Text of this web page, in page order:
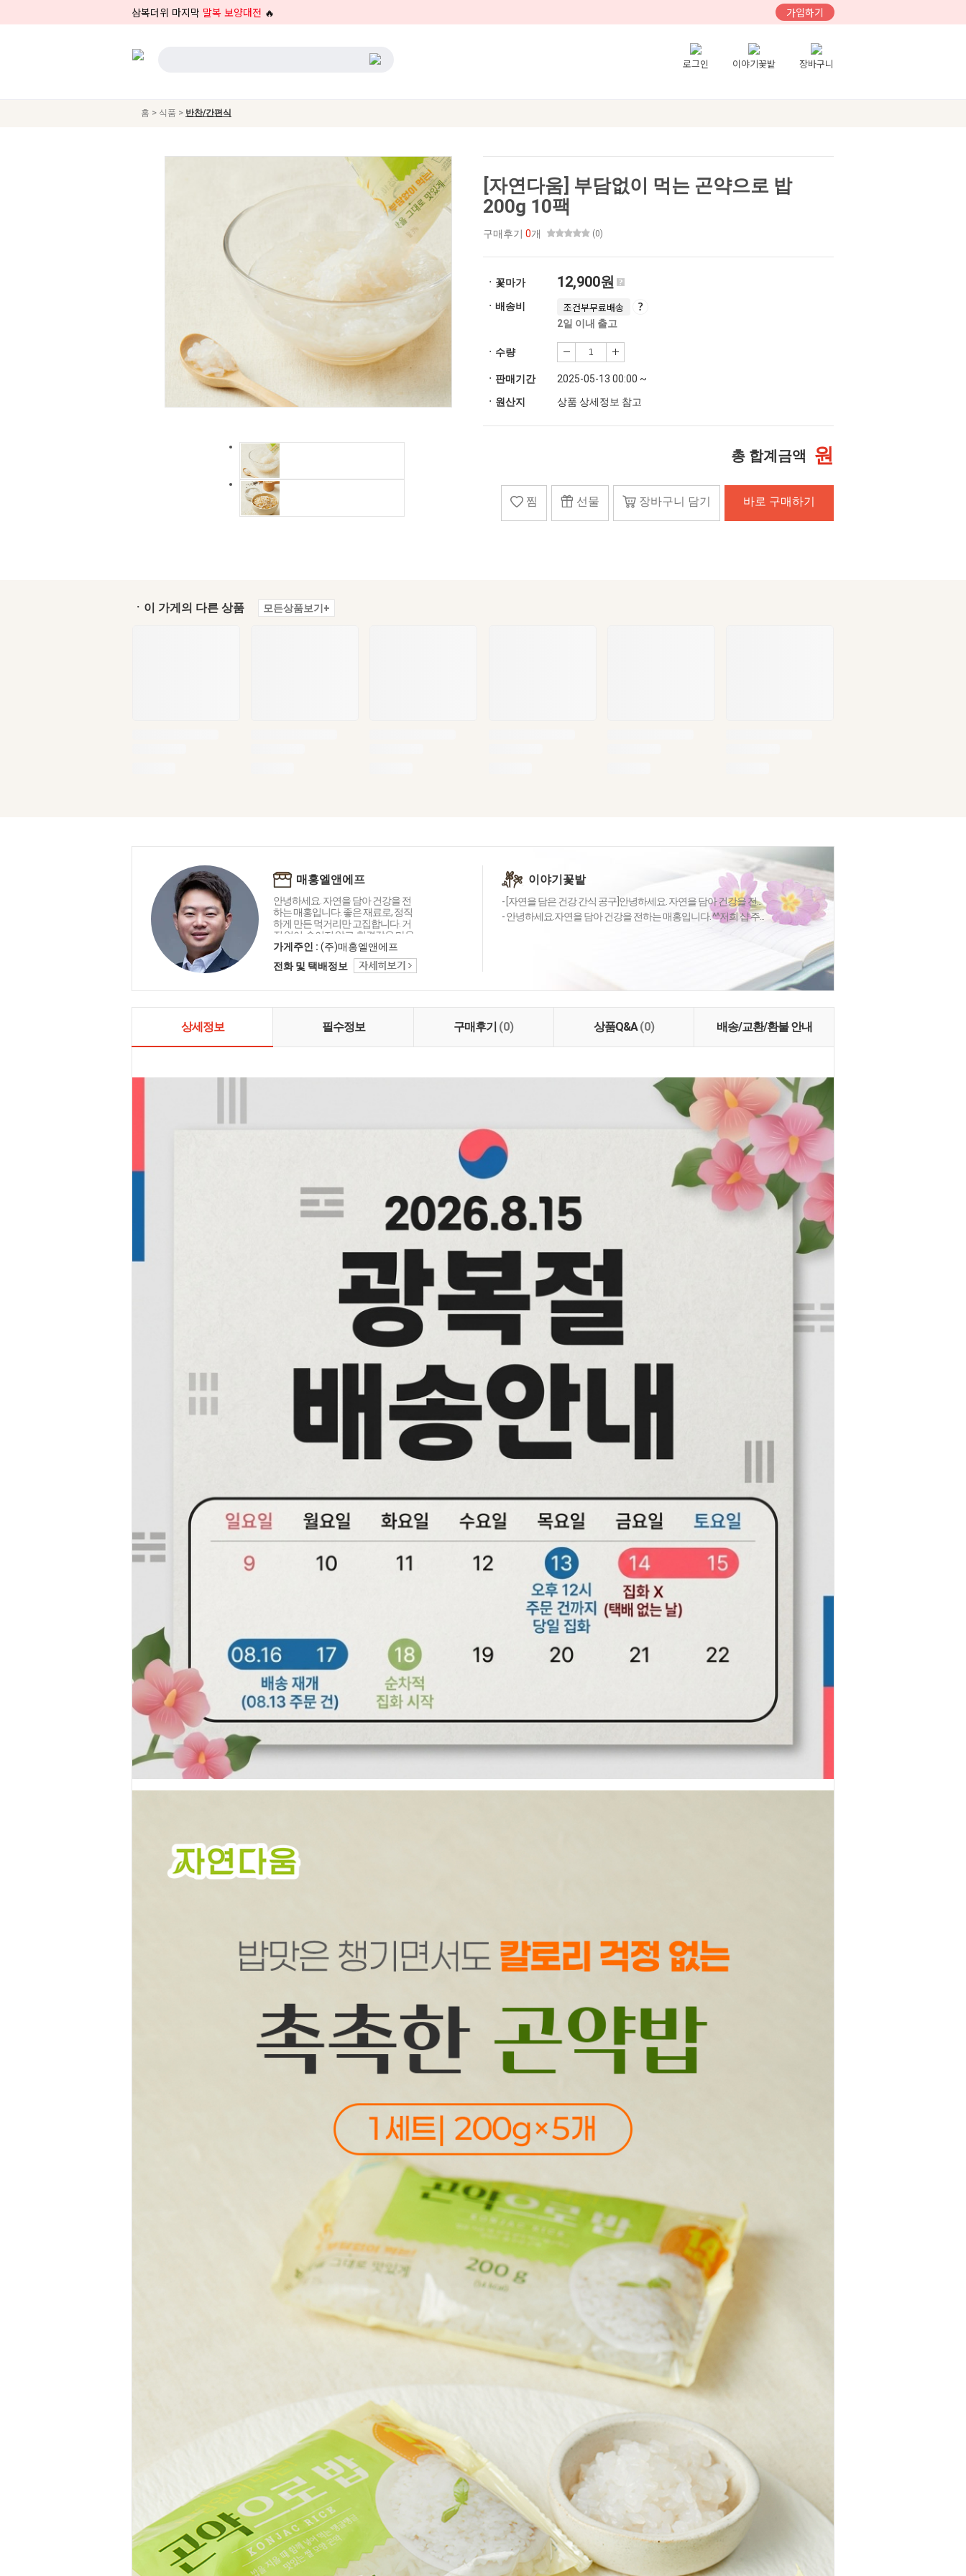
삼복더위 마지막 말복 보양대전 🔥 가입하기
로그인 이야기꽃밭 장바구니
홈 > 식품 > 반찬/간편식
[자연다움] 부담없이 먹는 곤약으로 밥
200g 10팩
구매후기 0개 (0)
ㆍ꽃마가 12,900원
ㆍ배송비 조건부무료배송
2일 이내 출고
ㆍ수량
ㆍ판매기간
2025-05-13 00:00 ~
ㆍ원산지
상품 상세정보 참고
총 합계금액 원
찜 선물 장바구니 담기 바로 구매하기
ㆍ이 가게의 다른 상품 모든상품보기+
매홍엘앤에프
안녕하세요. 자연을 담아 건강을 전
하는 매홍입니다. 좋은 재료로, 정직
하게 만든 먹거리만 고집합니다. 거
짓 없이, 속이지 않고, 한결같은 마음
으로 만들었습니다. 고객님 식탁에
건강과 정(情)이 피어나길 바라는 마
음, 오늘도 자연 닮은 정성으로 한 그
가게주인 : (주)매홍엘앤에프
전화 및 택배정보
이야기꽃밭
- [자연을 담은 건강 간식 공구]안녕하세요. 자연을 담아 건강을 전...
- 안녕하세요.자연을 담아 건강을 전하는 매홍입니다. ^^저희 샵 주...
상세정보 필수정보 구매후기 (0) 상품Q&A(0) 배송/교환/환불 안내